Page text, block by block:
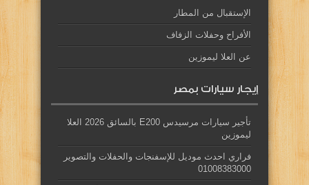
الإستقبال من المطار
الأفراح وحفلات الزفاف
عن العلا ليموزين
إيجار سيارات بمصر
تأجير سيارات مرسيدس E200 بالسائق 2026 العلا
ليموزين
فراري احدث موديل للإسفنجات والحفلات والتصوير
01008383000